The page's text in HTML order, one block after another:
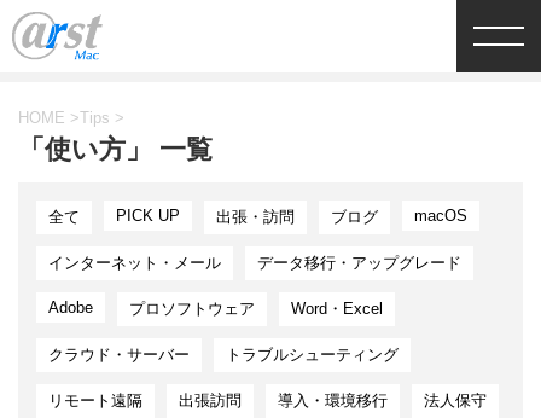
HOME >Tips >
「使い方」 一覧
全て PICK UP 出張・訪問 ブログ macOS
インターネット・メール データ移行・アップグレード
Adobe プロソフトウェア Word・Excel
クラウド・サーバー トラブルシューティング
リモート遠隔 出張訪問 導入・環境移行 法人保守